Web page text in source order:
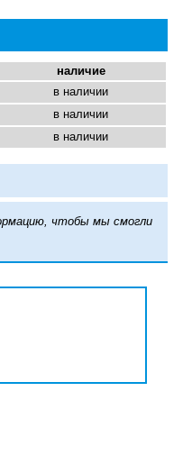
наличие
в наличии
в наличии
в наличии
чтобы мы смогли